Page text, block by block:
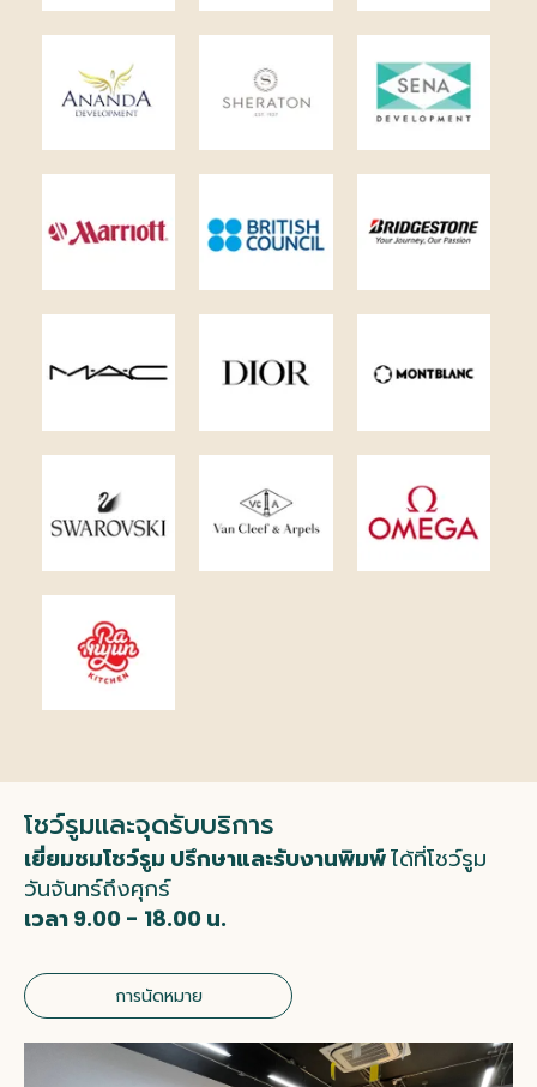
โชว์รูมและจุดรับบริการ
เยี่ยมชมโชว์รูม ปรึกษาและรับงานพิมพ์ได้ที่โชว์รูม
วันจันทร์ถึงศุกร์
เวลา 9.00 - 18.00 น.
การนัดหมาย